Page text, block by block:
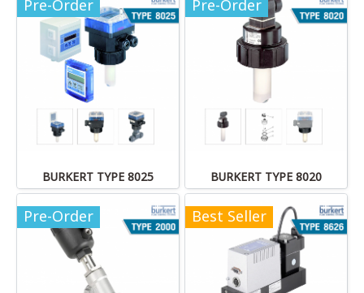
Pre-Order
BURKERT TYPE 8025
Pre-Order
BURKERT TYPE 8020
Pre-Order Best Seller